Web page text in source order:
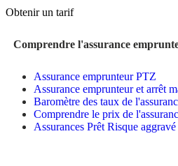
Obtenir un tarif
Comprendre l'assurance
Assurance emprunteur PTZ
Assurance emprunteur et arrêt
Baromètre des taux de
Comprendre le prix de
Assurances Prêt Risque aggravé